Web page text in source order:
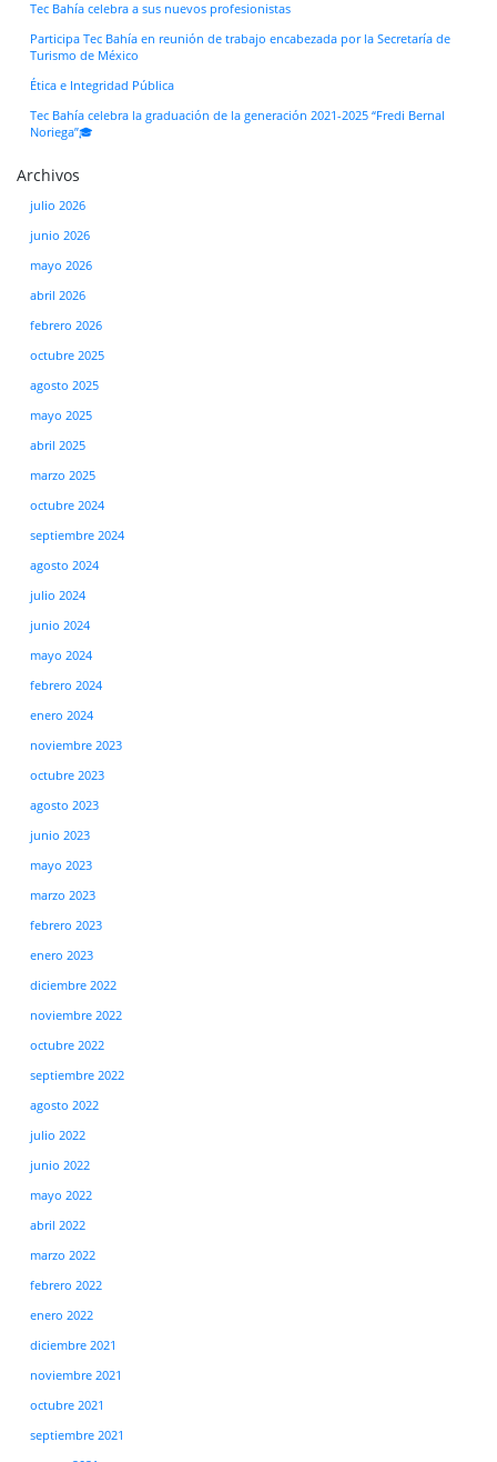
Tec Bahía celebra a sus nuevos profesionistas
Participa Tec Bahía en reunión de trabajo encabezada por la Secretaría de
Turismo de México
Ética e Integridad Pública
Tec Bahía celebra la graduación de la generación 2021-2025 “Fredi Bernal
Noriega”🎓
Archivos
julio 2026
junio 2026
mayo 2026
abril 2026
febrero 2026
octubre 2025
agosto 2025
mayo 2025
abril 2025
marzo 2025
octubre 2024
septiembre 2024
agosto 2024
julio 2024
junio 2024
mayo 2024
febrero 2024
enero 2024
noviembre 2023
octubre 2023
agosto 2023
junio 2023
mayo 2023
marzo 2023
febrero 2023
enero 2023
diciembre 2022
noviembre 2022
octubre 2022
septiembre 2022
agosto 2022
julio 2022
junio 2022
mayo 2022
abril 2022
marzo 2022
febrero 2022
enero 2022
diciembre 2021
noviembre 2021
octubre 2021
septiembre 2021